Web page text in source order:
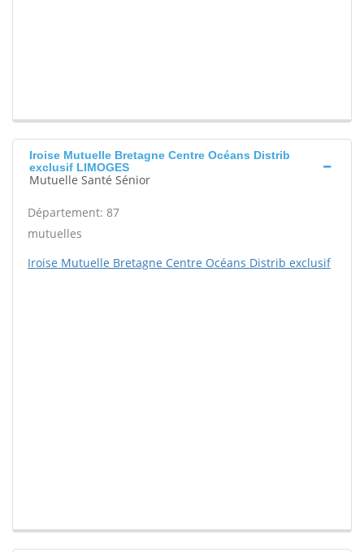
Iroise Mutuelle Bretagne Centre Océans Distrib
exclusif LIMOGES
Mutuelle Santé Sénior
Département: 87
mutuelles
Iroise Mutuelle Bretagne Centre Océans Distrib exclusif